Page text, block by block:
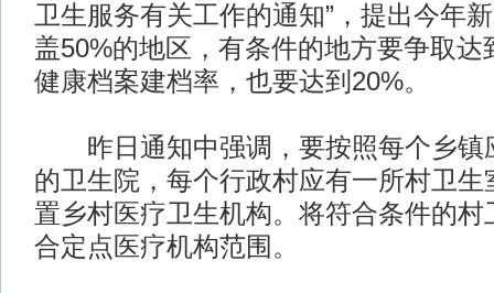
卫生服务有关工作的通知”，提出今年
盖50%的地区，有条件的地方要争取达
健康档案建档率，也要达到20%。
昨日通知中强调，要按照每个乡镇
的卫生院，每个行政村应有一所村卫生
置乡村医疗卫生机构。将符合条件的村
合定点医疗机构范围。